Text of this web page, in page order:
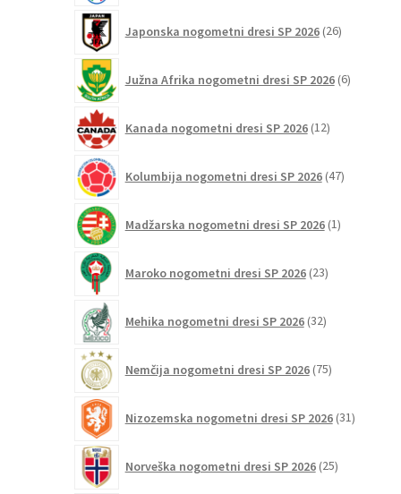
Japonska nogometni dresi SP 2026 26izdelkov
Južna Afrika nogometni dresi SP 2026 6izdelkov
Kanada nogometni dresi SP 2026 12izdelkov
Kolumbija nogometni dresi SP 2026 47izdelkov
Madžarska nogometni dresi SP 2026 1izdelek
Maroko nogometni dresi SP 2026 23izdelkov
Mehika nogometni dresi SP 2026 32izdelkov
Nemčija nogometni dresi SP 2026 75izdelkov
Nizozemska nogometni dresi SP 2026 31izdelkov
Norveška nogometni dresi SP 2026 25izdelkov